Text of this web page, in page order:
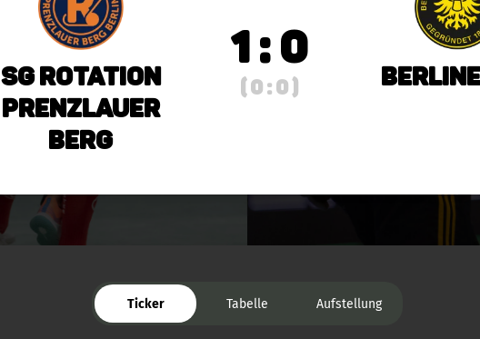
SG Rotation
Prenzlauer
Berg
1 : 0
( 0 : 0 )
Ticker Tabelle Aufstellung